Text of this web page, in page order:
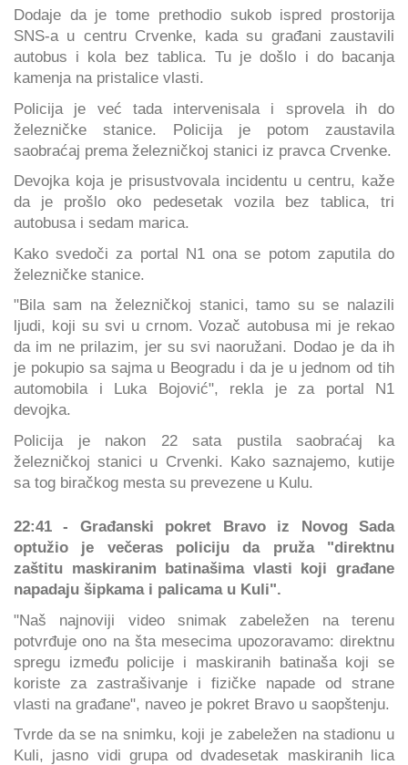
Dodaje da je tome prethodio sukob ispred prostorija
SNS-a u centru Crvenke, kada su građani zaustavili
autobus i kola bez tablica. Tu je došlo i do bacanja
kamenja na pristalice vlasti.
Policija je već tada intervenisala i sprovela ih do
železničke stanice. Policija je potom zaustavila
saobraćaj prema železničkoj stanici iz pravca Crvenke.
Devojka koja je prisustvovala incidentu u centru, kaže
da je prošlo oko pedesetak vozila bez tablica, tri
autobusa i sedam marica.
Kako svedoči za portal N1 ona se potom zaputila do
železničke stanice.
"Bila sam na železničkoj stanici, tamo su se nalazili
ljudi, koji su svi u crnom. Vozač autobusa mi je rekao
da im ne prilazim, jer su svi naoružani. Dodao je da ih
je pokupio sa sajma u Beogradu i da je u jednom od tih
automobila i Luka Bojović", rekla je za portal N1
devojka.
Policija je nakon 22 sata pustila saobraćaj ka
železničkoj stanici u Crvenki. Kako saznajemo, kutije
sa tog biračkog mesta su prevezene u Kulu.
22:41 - Građanski pokret Bravo iz Novog Sada
optužio je večeras policiju da pruža "direktnu
zaštitu maskiranim batinašima vlasti koji građane
napadaju šipkama i palicama u Kuli".
"Naš najnoviji video snimak zabeležen na terenu
potvrđuje ono na šta mesecima upozoravamo: direktnu
spregu između policije i maskiranih batinaša koji se
koriste za zastrašivanje i fizičke napade od strane
vlasti na građane", naveo je pokret Bravo u saopštenju.
Tvrde da se na snimku, koji je zabeležen na stadionu u
Kuli, jasno vidi grupa od dvadesetak maskiranih lica